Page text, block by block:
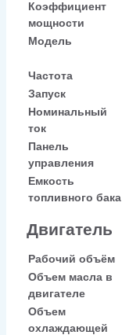
Коэффициент
мощности
Модель
Частота
Запуск
Номинальный
ток
Панель
управления
Емкость
топливного бака
Двигатель
Рабочий объём
Объем масла в
двигателе
Объем
охлаждающей